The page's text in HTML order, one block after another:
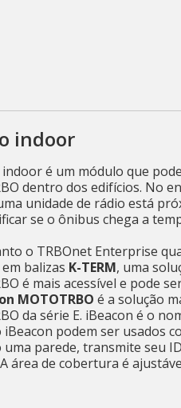
indoor
é um módulo que
dentro dos edifícios. No
unidade de rádio está
se o ônibus chega a
o TRBOnet Enterprise
balizas K-TERM, uma
é mais acessível e pode
MOTOTRBO é a solução
da série E. iBeacon é o
podem ser usados
parede, transmite seu
área de cobertura é